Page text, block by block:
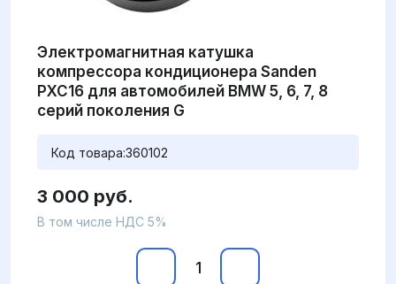
Электромагнитная катушка
компрессора кондиционера Sanden
PXC16 для автомобилей BMW 5, 6, 7, 8
серий поколения G
Код товара:360102
3 000 руб.
В том числе НДС 5%